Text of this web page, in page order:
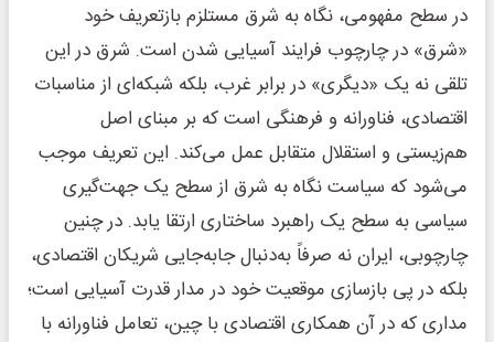
در سطح مفهومی، نگاه به شرق مستلزم بازتعریف خود
«شرق» در چارچوب فرایند آسیایی‌ شدن است. شرق در این
تلقی نه یک «دیگری» در برابر غرب، بلکه شبکه‌ای از مناسبات
اقتصادی، فناورانه و فرهنگی است که بر مبنای اصل
هم‌زیستی و استقلال متقابل عمل می‌کند. این تعریف موجب
می‌شود که سیاست نگاه به شرق از سطح یک جهت‌گیری
سیاسی به سطح یک راهبرد ساختاری ارتقا یابد. در چنین
چارچوبی، ایران نه صرفاً به‌دنبال جابه‌جایی شریکان اقتصادی،
بلکه در پی بازسازی موقعیت خود در مدار قدرت آسیایی است؛
مداری که در آن همکاری اقتصادی با چین، تعامل فناورانه با